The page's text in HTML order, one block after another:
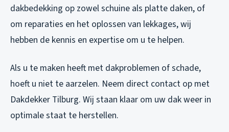
dakbedekking op zowel schuine als platte daken, of
om reparaties en het oplossen van lekkages, wij
hebben de kennis en expertise om u te helpen.
Als u te maken heeft met dakproblemen of schade,
hoeft u niet te aarzelen. Neem direct contact op met
Dakdekker Tilburg. Wij staan klaar om uw dak weer in
optimale staat te herstellen.